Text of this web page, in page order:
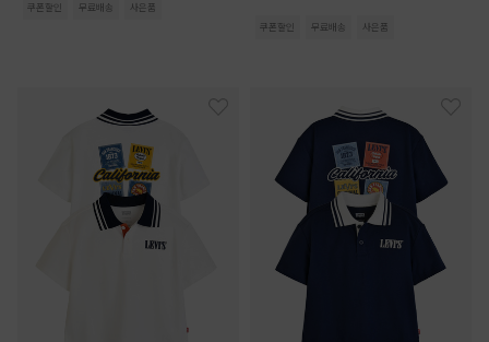
쿠폰할인 무료배송 사은품
쿠폰할인 무료배송 사은품